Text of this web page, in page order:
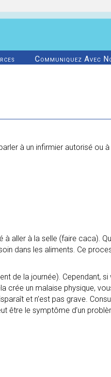
Communiquez Avec
à un infirmier autorisé ou
aller à la selle (faire caca).
dans les aliments. Ce
de la journée). Cependant,
crée un malaise physique,
et n’est pas grave.
être le symptôme d’un